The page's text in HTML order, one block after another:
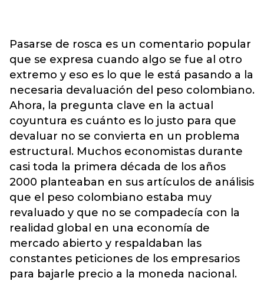
Pasarse de rosca es un comentario popular
que se expresa cuando algo se fue al otro
extremo y eso es lo que le está pasando a la
necesaria devaluación del peso colombiano.
Ahora, la pregunta clave en la actual
coyuntura es cuánto es lo justo para que
devaluar no se convierta en un problema
estructural. Muchos economistas durante
casi toda la primera década de los años
2000 planteaban en sus artículos de análisis
que el peso colombiano estaba muy
revaluado y que no se compadecía con la
realidad global en una economía de
mercado abierto y respaldaban las
constantes peticiones de los empresarios
para bajarle precio a la moneda nacional.